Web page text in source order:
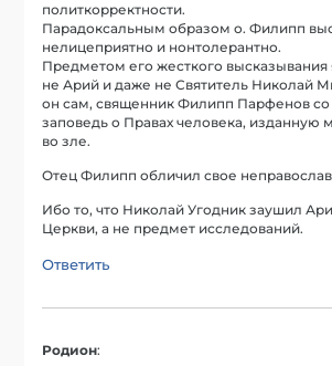
политкорректности.
Парадоксальным образом о. Филипп
нелицеприятно и нонтолерантно.
Предметом его жесткого высказывания
не Арий и даже не Святитель Николай
он сам, священник Филипп Парфенов со
заповедь о Правах человека,
во зле.
Отец Филипп обличил свое
Ибо то, что Николай Угодник заушил
Церкви, а не предмет исследований.
Ответить
Родион: